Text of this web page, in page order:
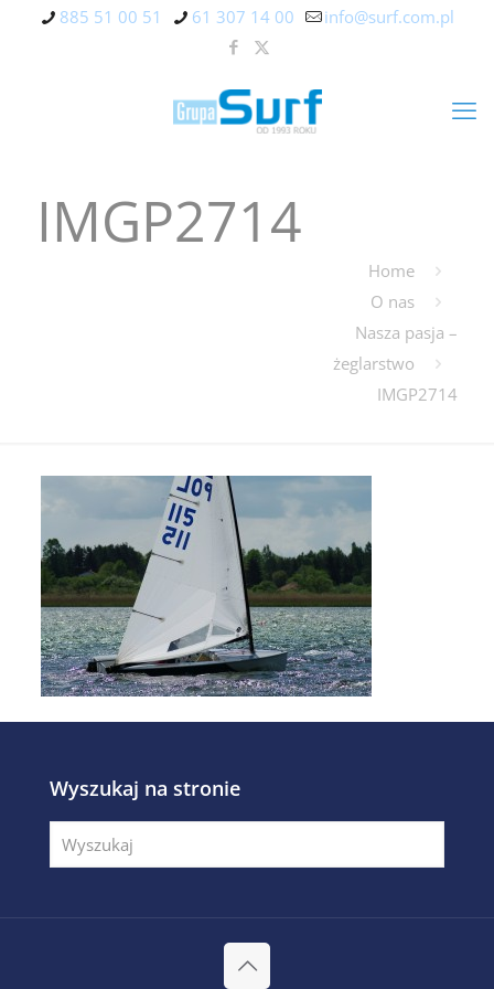
885 51 00 51 61 307 14 00 info@surf.com.pl
IMGP2714
Home
O nas
Nasza pasja –
żeglarstwo
IMGP2714
Wyszukaj na stronie